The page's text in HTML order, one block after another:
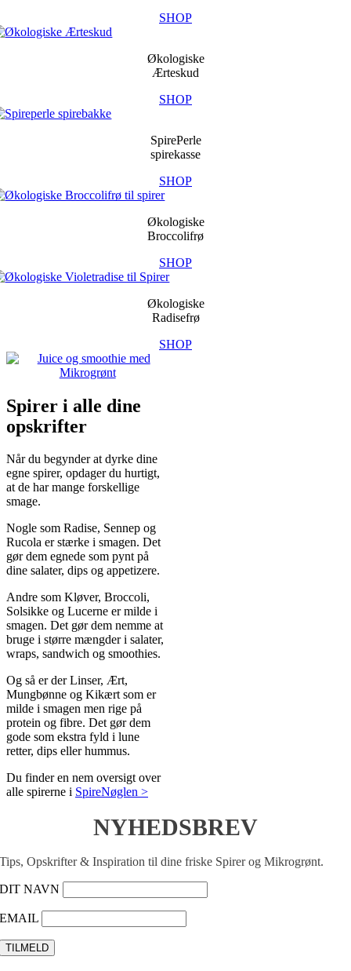
SHOP
Økologiske
Ærteskud
SHOP
SpirePerle
spirekasse
SHOP
Økologiske
Broccolifrø
SHOP
Økologiske
Radisefrø
SHOP
Spirer i alle dine
opskrifter
Når du begynder at dyrke dine
egne spirer, opdager du hurtigt,
at de har mange forskellige
smage.
Nogle som Radise, Sennep og
Rucola er stærke i smagen. Det
gør dem egnede som pynt på
dine salater, dips og appetizere.
Andre som Kløver, Broccoli,
Solsikke og Lucerne er milde i
smagen. Det gør dem nemme at
bruge i større mængder i salater,
wraps, sandwich og smoothies.
Og så er der Linser, Ært,
Mungbønne og Kikært som er
milde i smagen men rige på
protein og fibre. Det gør dem
gode som ekstra fyld i lune
retter, dips eller hummus.
Du finder en nem oversigt over
alle spirerne i SpireNøglen >
NYHEDSBREV
Tips, Opskrifter & Inspiration til dine friske Spirer og Mikrogrønt.
DIT NAVN
EMAIL